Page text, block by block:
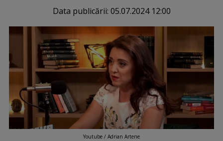
Data publicării: 05.07.2024 12:00
Youtube / Adrian Artene